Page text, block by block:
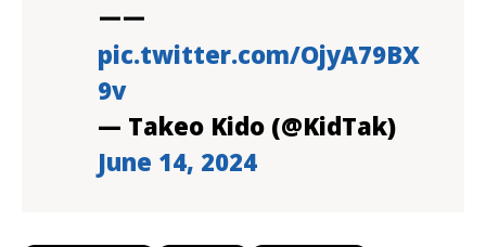
ーー
pic.twitter.com/OjyA79BX
9v
— Takeo Kido (@KidTak)
June 14, 2024